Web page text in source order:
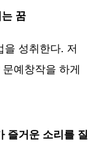
꿈
을 성취한다. 저
예창작을 하게
즐거운 소리를 질